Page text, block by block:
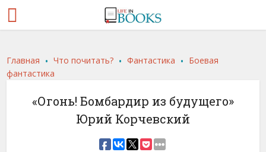
Главная .Что почитать? .Фантастика . Боевая
фантастика
«Огонь! Бомбардир из будущего»
Юрий Корчевский